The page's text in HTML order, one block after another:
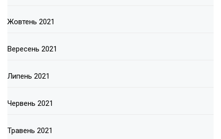
Жовтень 2021
Вересень 2021
Липень 2021
Червень 2021
Травень 2021